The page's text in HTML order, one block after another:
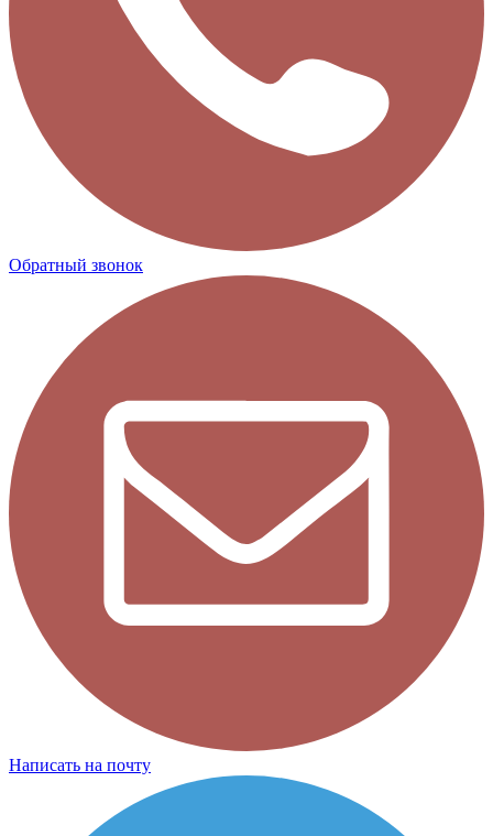
Обратный звонок
Написать на почту